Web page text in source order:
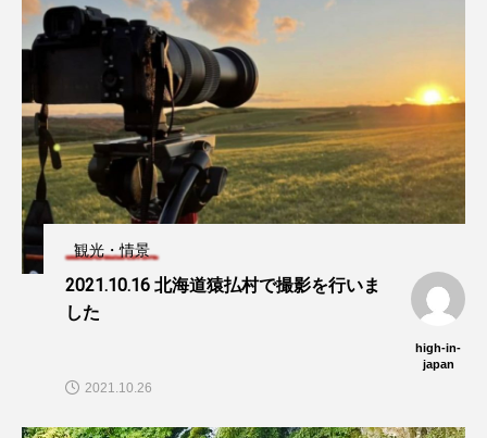
観光・情景
2021.10.16 北海道猿払村で撮影を行いま
した
high-in-
japan
2021.10.26